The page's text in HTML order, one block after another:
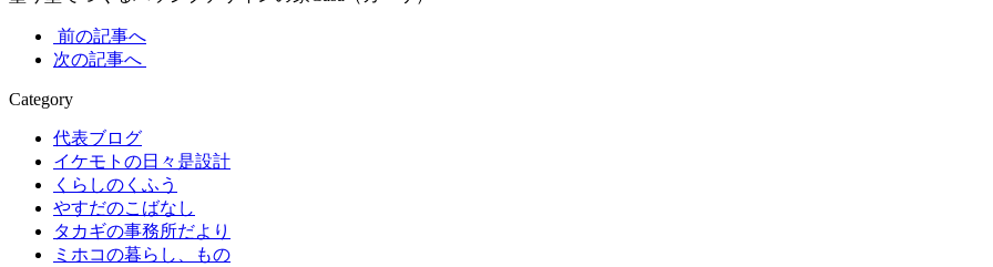
前の記事へ
次の記事へ
Category
代表ブログ
イケモトの日々是設計
くらしのくふう
やすだのこばなし
タカギの事務所だより
ミホコの暮らし、もの